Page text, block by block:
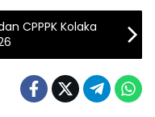
CPPPK Kolaka